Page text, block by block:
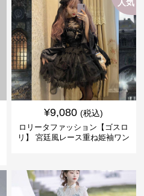
人気
¥9,080 (税込)
ロリータファッション【ゴスロ
リ】 宮廷風レース重ね姫袖ワン